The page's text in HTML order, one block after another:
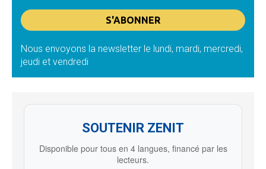
Nous envoyons la newsletter le lundi, mardi, mercredi,
jeudi et vendredi
SOUTENIR ZENIT
Disponible pour tous en 4 langues, financé par les
lecteurs.